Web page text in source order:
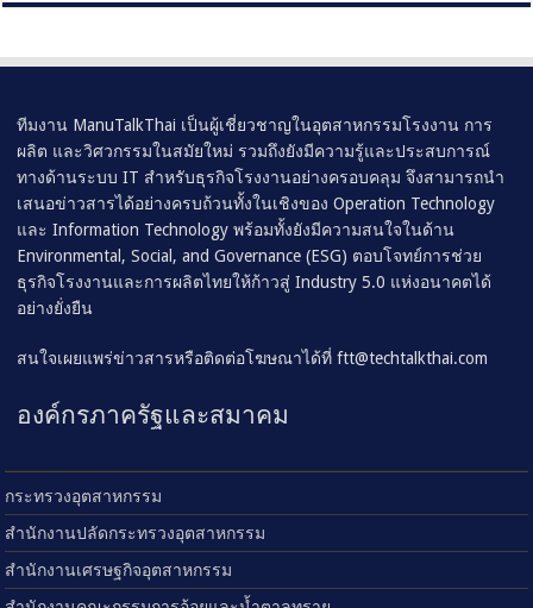
ทีมงาน ManuTalkThai เป็นผู้เชี่ยวชาญในอุตสาหกรรมโรงงาน การ
ผลิต และวิศวกรรมในสมัยใหม่ รวมถึงยังมีความรู้และประสบการณ์
ทางด้านระบบ IT สำหรับธุรกิจโรงงานอย่างครอบคลุม จึงสามารถนำ
เสนอข่าวสารได้อย่างครบถ้วนทั้งในเชิงของ Operation Technology
และ Information Technology พร้อมทั้งยังมีความสนใจในด้าน
Environmental, Social, and Governance (ESG) ตอบโจทย์การช่วย
ธุรกิจโรงงานและการผลิตไทยให้ก้าวสู่ Industry 5.0 แห่งอนาคตได้
อย่างยั่งยืน
สนใจเผยแพร่ข่าวสารหรือติดต่อโฆษณาได้ที่ftt@techtalkthai.com
องค์กรภาครัฐและสมาคม
กระทรวงอุตสาหกรรม
สำนักงานปลัดกระทรวงอุตสาหกรรม
สำนักงานเศรษฐกิจอุตสาหกรรม